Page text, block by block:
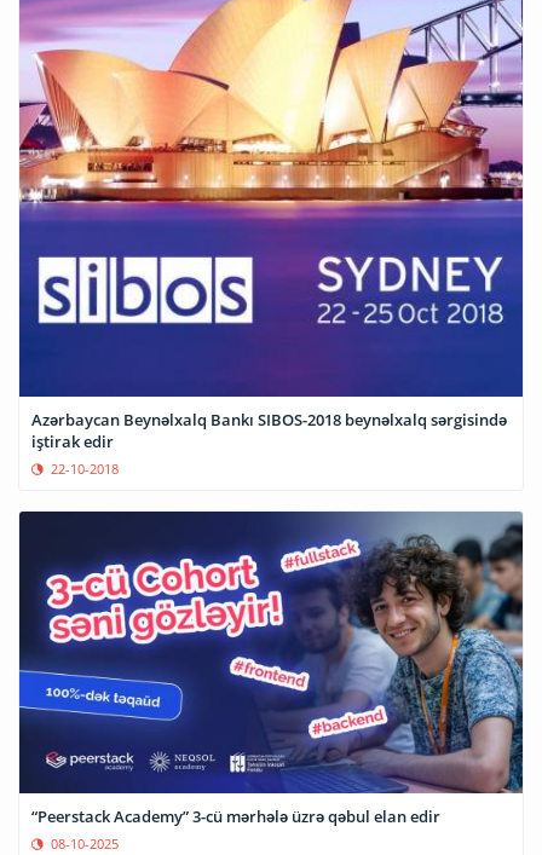
Azərbaycan Beynəlxalq Bankı SIBOS-2018 beynəlxalq sərgisində
iştirak edir
22-10-2018
“Peerstack Academy” 3-cü mərhələ üzrə qəbul elan edir
08-10-2025